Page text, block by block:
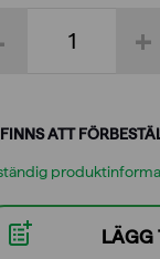
FINNS ATT
+
LÄGG